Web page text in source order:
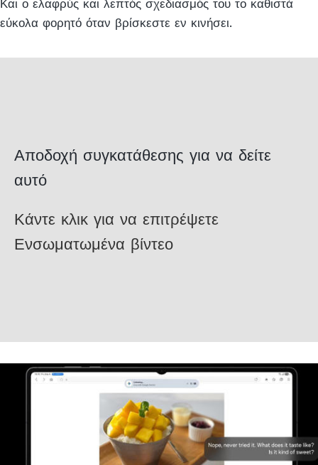
Και ο ελαφρύς και λεπτός σχεδιασμός του το καθιστά
εύκολα φορητό όταν βρίσκεστε εν κινήσει.
Αποδοχή συγκατάθεσης για να δείτε
αυτό
Κάντε κλικ για να επιτρέψετε
Ενσωματωμένα βίντεο